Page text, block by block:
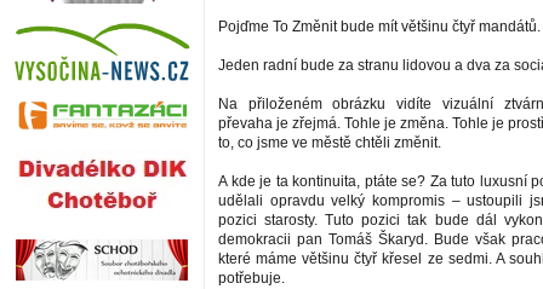
Pojďme To Změnit bude mít většinu čtyř mandátů.
Jeden radní bude za stranu lidovou a dva za
Na přiloženém obrázku vidíte vizuální
převaha je zřejmá. Tohle je změna. Tohle je
to, co jsme ve městě chtěli změnit.
A kde je ta kontinuita, ptáte se? Za tuto luxusní
udělali opravdu velký kompromis – ustoupili
pozici starosty. Tuto pozici tak bude dál
demokracii pan Tomáš Škaryd. Bude však
které máme většinu čtyř křesel ze sedmi. A
potřebuje.